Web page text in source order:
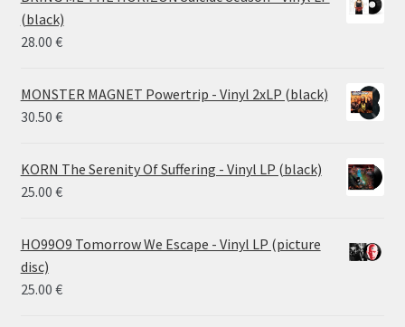
(black)
28.00 €
MONSTER MAGNET Powertrip - Vinyl 2xLP (black)
30.50 €
KORN The Serenity Of Suffering - Vinyl LP (black)
25.00 €
HO99O9 Tomorrow We Escape - Vinyl LP (picture
disc)
25.00 €